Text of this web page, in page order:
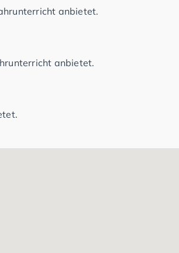
anbietet.
anbietet.